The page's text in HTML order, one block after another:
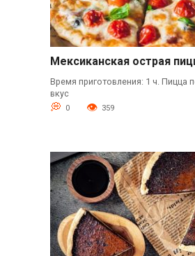
Мексиканская острая
Время приготовления: 1 ч. Пицца
вкус
0 359